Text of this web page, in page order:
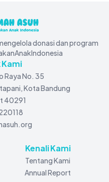
donasi dan program
Raya No. 35
Kota Bandung
40291
Kenali Kami
Tentang Kami
Annual Report